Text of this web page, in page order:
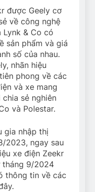
được Geely cơ
về công nghệ
Lynk & Co có
sản phẩm và giá
số của nhau.
nhãn hiệu
phong về các
và xe mang
sẻ nghiên
và Polestar.
gia nhập thị
2023, ngay sau
xe điện Zeekr
tháng 9/2024
thông tin về các